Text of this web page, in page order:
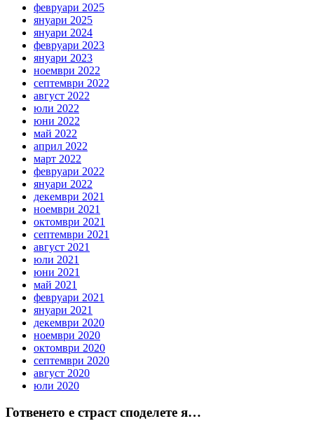
февруари 2025
януари 2025
януари 2024
февруари 2023
януари 2023
ноември 2022
септември 2022
август 2022
юли 2022
юни 2022
май 2022
април 2022
март 2022
февруари 2022
януари 2022
декември 2021
ноември 2021
октомври 2021
септември 2021
август 2021
юли 2021
юни 2021
май 2021
февруари 2021
януари 2021
декември 2020
ноември 2020
октомври 2020
септември 2020
август 2020
юли 2020
Готвенето е страст споделете я…